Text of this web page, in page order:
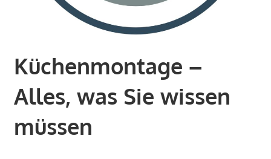
Küchenmontage –
Alles, was Sie wissen
müssen